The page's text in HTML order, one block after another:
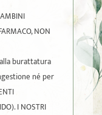
NON
burattatura
né per
I NOSTRI